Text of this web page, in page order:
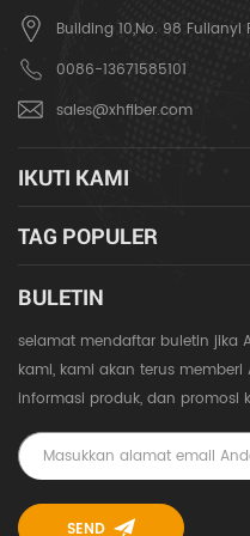
Building 10,No. 98 Fulianyi
0086-13671585101
sales@xhfiber.com
IKUTI KAMI
TAG POPULER
BULETIN
selamat mendaftar buletin jika
kami, kami akan terus
informasi produk, dan promosi